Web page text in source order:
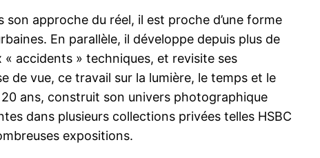
approche du réel, il est proche d’une forme
En parallèle, il développe depuis plus de
accidents » techniques, et revisite ses
de vue, ce travail sur la lumière, le temps et le
ans, construit son univers photographique
dans plusieurs collections privées telles HSBC
expositions.